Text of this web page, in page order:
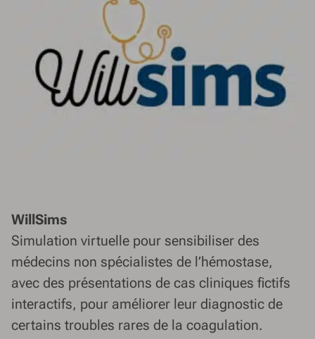
WillSims
Simulation virtuelle pour sensibiliser des
médecins non spécialistes de l’hémostase,
avec des présentations de cas cliniques fictifs
interactifs, pour améliorer leur diagnostic de
certains troubles rares de la coagulation.